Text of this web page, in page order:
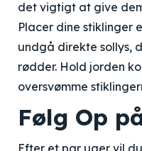
det vigtigt at give
Placer dine stiklinger
undgå direkte sollys,
rødder. Hold jorden
oversvømme
Følg Op
Efter et par uger vil